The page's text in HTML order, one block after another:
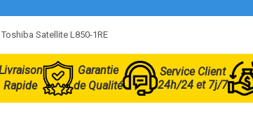
Satellite L850-1RE
Rapide
Garantie
de Qualité
Service Client
24h/24 et 7j/7